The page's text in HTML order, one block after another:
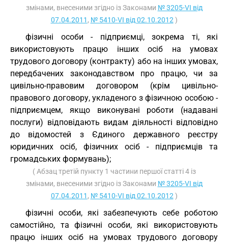
змінами, внесеними згідно із Законами № 3205-VI від
07.04.2011 , № 5410-VI від 02.10.2012 )
фізичні особи - підприємці, зокрема ті, які
використовують працю інших осіб на умовах
трудового договору (контракту) або на інших умовах,
передбачених законодавством про працю, чи за
цивільно-правовим договором (крім цивільно-
правового договору, укладеного з фізичною особою -
підприємцем, якщо виконувані роботи (надавані
послуги) відповідають видам діяльності відповідно
до відомостей з Єдиного державного реєстру
юридичних осіб, фізичних осіб - підприємців та
громадських формувань);
( Абзац третій пункту 1 частини першої статті 4 із
змінами, внесеними згідно із Законами № 3205-VI від
07.04.2011 , № 5410-VI від 02.10.2012 )
фізичні особи, які забезпечують себе роботою
самостійно, та фізичні особи, які використовують
працю інших осіб на умовах трудового договору